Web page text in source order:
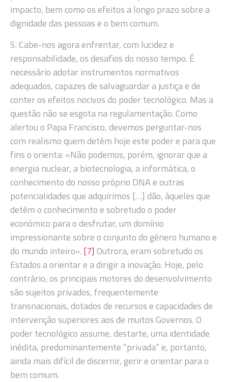
impacto, bem como os efeitos a longo prazo sobre a
dignidade das pessoas e o bem comum.
5. Cabe-nos agora enfrentar, com lucidez e
responsabilidade, os desafios do nosso tempo. É
necessário adotar instrumentos normativos
adequados, capazes de salvaguardar a justiça e de
conter os efeitos nocivos do poder tecnológico. Mas a
questão não se esgota na regulamentação. Como
alertou o Papa Francisco, devemos perguntar-nos
com realismo quem detém hoje este poder e para que
fins o orienta: «Não podemos, porém, ignorar que a
energia nuclear, a biotecnologia, a informática, o
conhecimento do nosso próprio DNA e outras
potencialidades que adquirimos […] dão, àqueles que
detêm o conhecimento e sobretudo o poder
económico para o desfrutar, um domínio
impressionante sobre o conjunto do género humano e
do mundo inteiro». [7] Outrora, eram sobretudo os
Estados a orientar e a dirigir a inovação. Hoje, pelo
contrário, os principais motores do desenvolvimento
são sujeitos privados, frequentemente
transnacionais, dotados de recursos e capacidades de
intervenção superiores aos de muitos Governos. O
poder tecnológico assume, destarte, uma identidade
inédita, predominantemente “privada” e, portanto,
ainda mais difícil de discernir, gerir e orientar para o
bem comum.